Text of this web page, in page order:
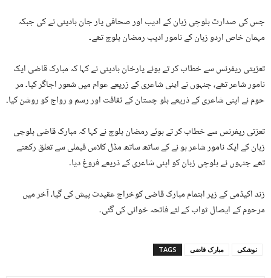
جس کی صدارت بلوچی زبان کے ادیب اور صحافی یار جان بادینی نے کی جبکہ
مہمان خاص اردو زبان کے نامور ادیب رمضان بلوچ تھے۔
تعزیتی ریفرنس سے خطاب کر تے ہوئے یارخان بادینی نے کہا کہ مبارک قاضی ایک
نامور شاعر تھے، جنہوں نے اپنی شاعری کے زریعے عوام میں شعور اجاگر کیا۔ مر
حوم نے اپنی شاعری کے ذریعے بلو چستان کے ثقافت اور رسم و رواج کو روشن کیا۔
تعزتی ریفرنس سے خطاب کر تے ہوئے رمضان بلوچ نے کہا کہ مبارک قاضی بلوچی
زبان کے ایک نامور شاعر ہو نے کے ساتھ ساتھ مڈل کلاس فیملی سے تعلق رکھتے
تھے جنہوں نے بلوچی زبان کو اپنی شاعری کے ذریعے فروغ دیا۔
زند اکیڈمی کے زیر اہتمام مبارک قاضی کوخراج عقیدت پیش کی گیا، آخر میں
مرحوم کے ایصال ثواب کے لئے فاتحہ خوانی کی گئی۔
TAGS مبارک قاضی نوشکی